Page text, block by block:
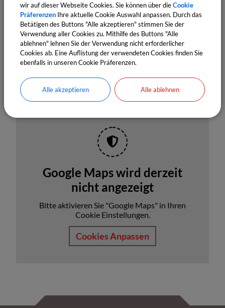
Damit Sie wissen, wo diese „Naschbäume“ stehen und
um welche Obstsorte es sich handelt, gibt es eine Karte,
in die Herr Fottner die Bäume eingetragen hat. Darüber
hinaus bietet Sie Ihnen auch eine Information darüber,
wo Ruhebänke und Spielplätze zu finden sind.
Google Maps wird derzeit
nicht angezeigt
Bitte aktivieren Sie "Google Maps" in Ihren
Cookie Einstellungen.
Cookies Anpassen
wir auf dieser Webseite Cookies. Sie können über dieCookie
Präferenzen Ihre aktuelle Cookie Auswahl anpassen. Durch das
Betätigen des Buttons "Alle akzeptieren" stimmen Sie der
Verwendung aller Cookies zu. Mithilfe des Buttons "Alle
ablehnen" lehnen Sie der Verwendung nicht erforderlicher
Cookies ab. Eine Auflistung der verwendeten Cookies finden Sie
ebenfalls in unseren Cookie Präferenzen.
Alle akzeptieren Alle ablehnen